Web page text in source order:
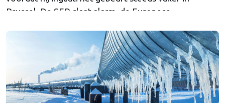
Brussel. De SER slaat alarm, de Europese